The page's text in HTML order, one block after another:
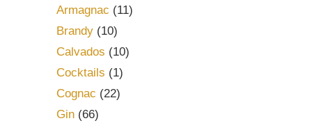
Armagnac (11)
Brandy (10)
Calvados (10)
Cocktails (1)
Cognac (22)
Gin (66)